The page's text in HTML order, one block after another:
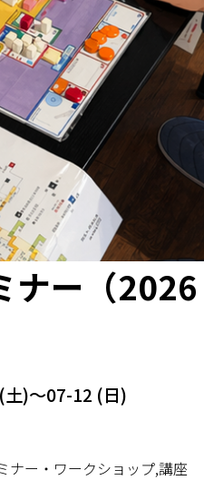
ナー（2026
)～07-12 (日)
ナー・ワークショップ,講座